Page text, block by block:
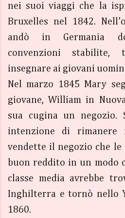
nei suoi viaggi che la
Bruxelles nel 1842.
andò in Germania
convenzioni stabilite,
insegnare ai giovani
Nel marzo 1845 Mary
giovane, William in
sua cugina un negozio.
intenzione di rimanere
vendette il negozio che le
buon reddito in un modo
classe media avrebbe
Inghilterra e tornò nello
1860.